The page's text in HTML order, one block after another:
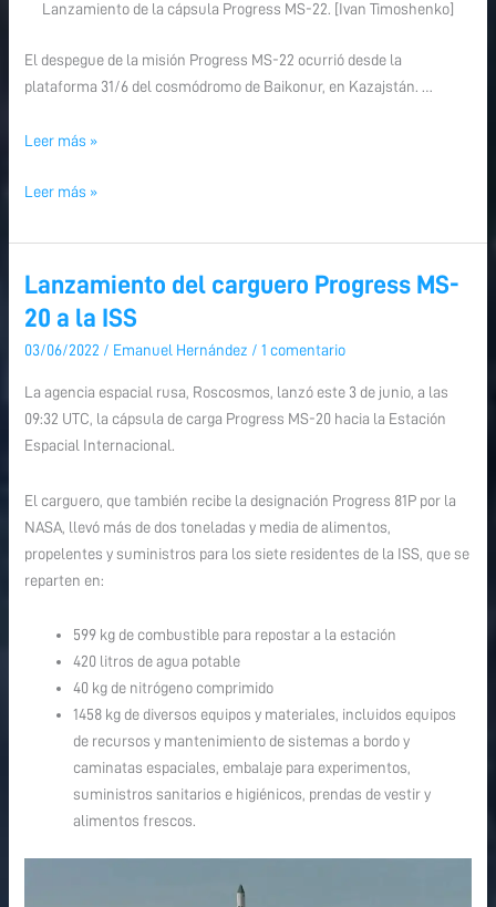
Lanzamiento de la cápsula Progress MS-22. [Ivan Timoshenko]
El despegue de la misión Progress MS-22 ocurrió desde la
plataforma 31/6 del cosmódromo de Baikonur, en Kazajstán. …
Leer más »
Leer más »
Lanzamiento del carguero Progress MS-
20 a la ISS
03/06/2022 / Emanuel Hernández /1 comentario
La agencia espacial rusa, Roscosmos, lanzó este 3 de junio, a las
09:32 UTC, la cápsula de carga Progress MS-20 hacia la Estación
Espacial Internacional.
El carguero, que también recibe la designación Progress 81P por la
NASA, llevó más de dos toneladas y media de alimentos,
propelentes y suministros para los siete residentes de la ISS, que se
reparten en:
599 kg de combustible para repostar a la estación
420 litros de agua potable
40 kg de nitrógeno comprimido
1458 kg de diversos equipos y materiales, incluidos equipos
de recursos y mantenimiento de sistemas a bordo y
caminatas espaciales, embalaje para experimentos,
suministros sanitarios e higiénicos, prendas de vestir y
alimentos frescos.
Lanzamiento
del
carguero
Progress
MS-
20
a
ISS
Lanzamiento
del
carguero
Progress
MS-
20
a
ISS